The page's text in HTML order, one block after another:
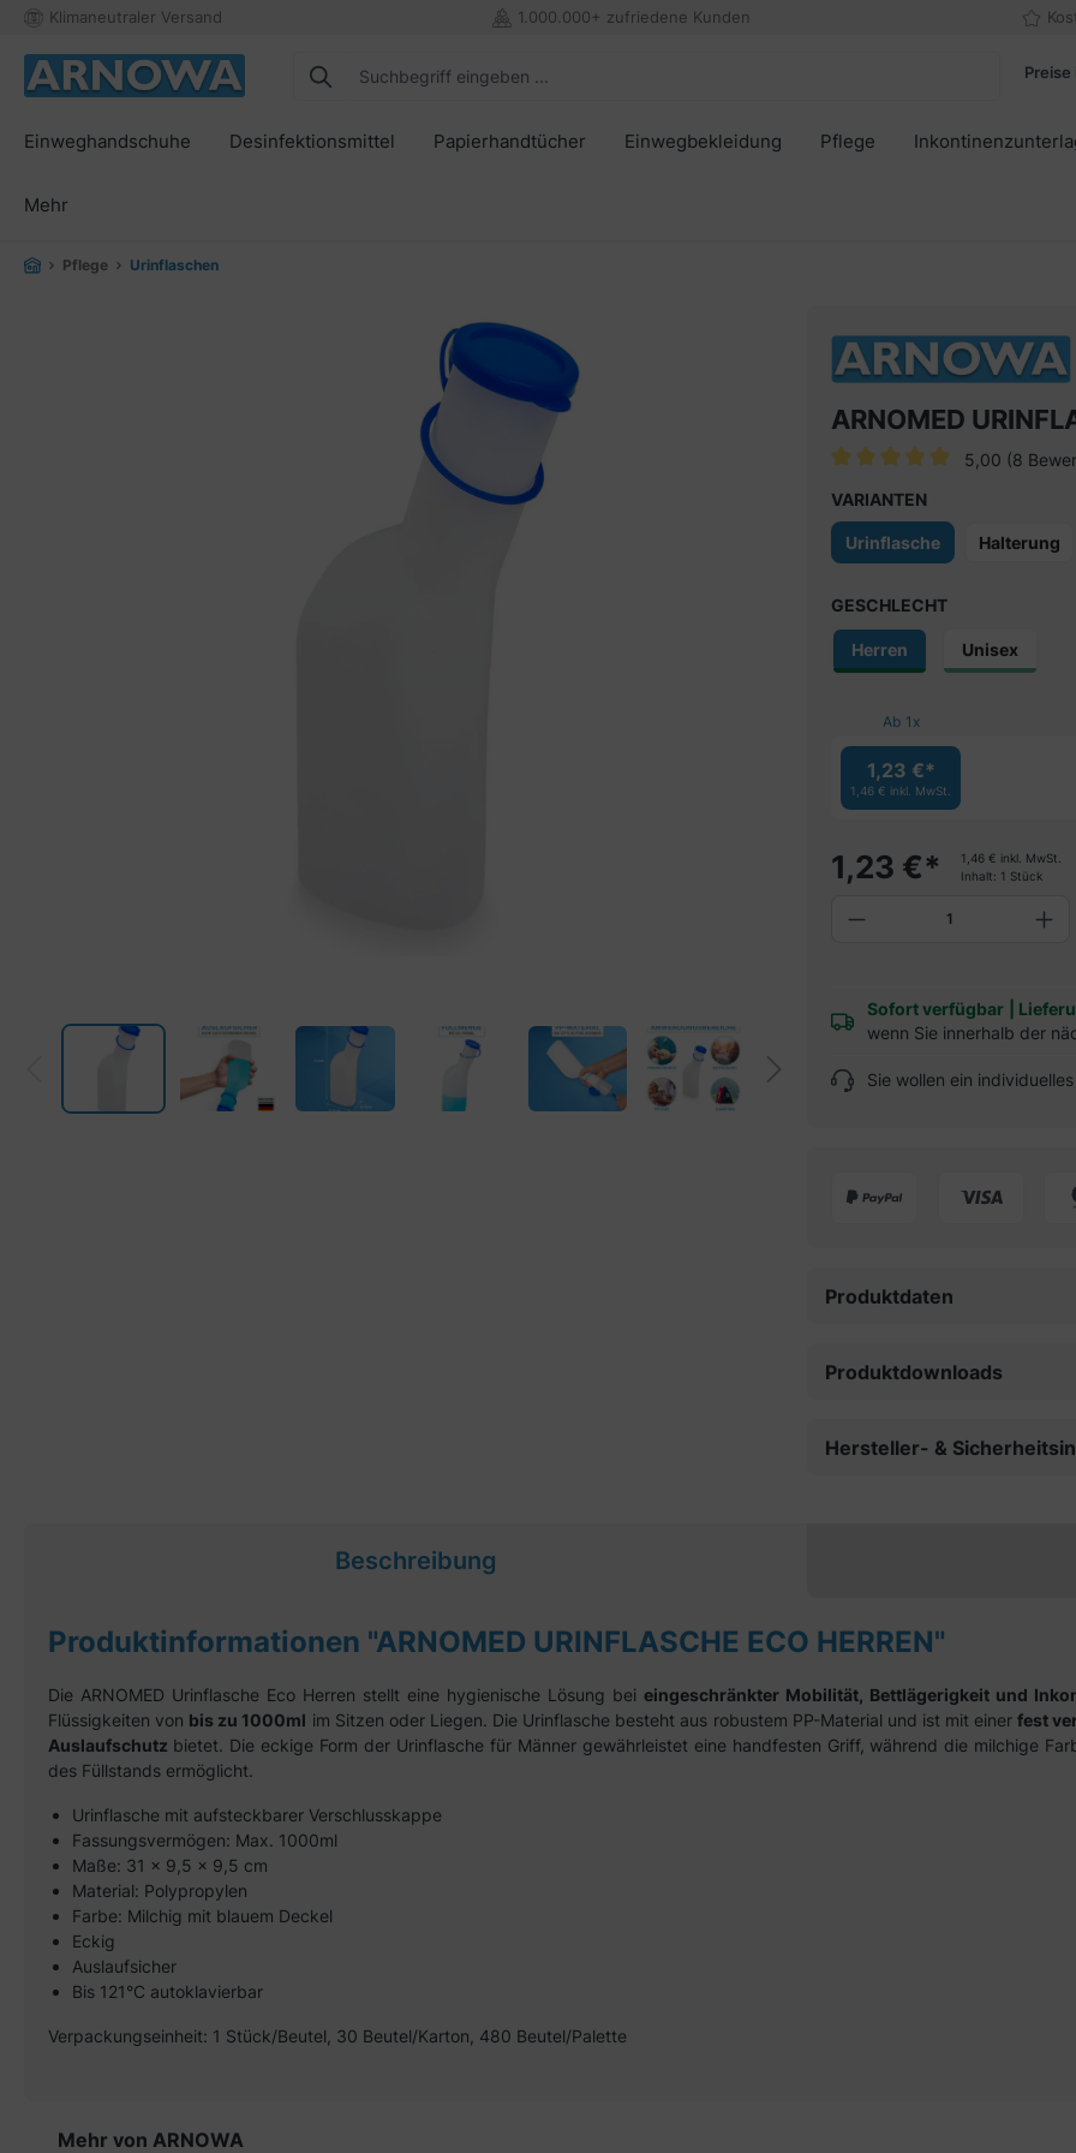
Zur Hauptnavigation springen
Klimaneutraler Versand 1.000.000+ zufriedene Kunden
Preise
Einweghandschuhe Desinfektionsmittel Papierhandtücher Einwegbekleidung Pflege
Mehr
Pflege Urinflaschen
ARNOMED
5,00 (8
VARIANTEN
Urinflasche Halterung
GESCHLECHT
Herren Unisex
Ab 1 x
1,23 €*
1,46 € inkl. MwSt.
Sofort verfügbar
wenn Sie innerhalb der
1,23 €* 1,46 € inkl. MwSt.
Inhalt: 1 Stück
Produkt Anzahl:
Sie wollen ein
Produktdaten
Produktdownloads
Hersteller- &
Beschreibung
Produktinformationen "ARNOMED URINFLASCHE ECO HERREN"
Die ARNOMED Urinflasche Eco Herren stellt eine hygienische Lösung bei eingeschränkter Mobilität, Bettlägerigkeit und
Flüssigkeiten von bis zu 1000ml im Sitzen oder Liegen. Die Urinflasche besteht aus robustem PP-Material und ist mit einerfest
Auslaufschutz bietet. Die eckige Form der Urinflasche für Männer gewährleistet eine handfesten Griff, während die milchige
des Füllstands ermöglicht.
Urinflasche mit aufsteckbarer Verschlusskappe
Fassungsvermögen: Max. 1000ml
Maße: 31 x 9,5 x 9,5 cm
Material: Polypropylen
Farbe: Milchig mit blauem Deckel
Eckig
Auslaufsicher
Bis 121°C autoklavierbar
Verpackungseinheit: 1 Stück/Beutel, 30 Beutel/Karton, 480 Beutel/Palette
Produktgalerie überspringen
Mehr von ARNOWA